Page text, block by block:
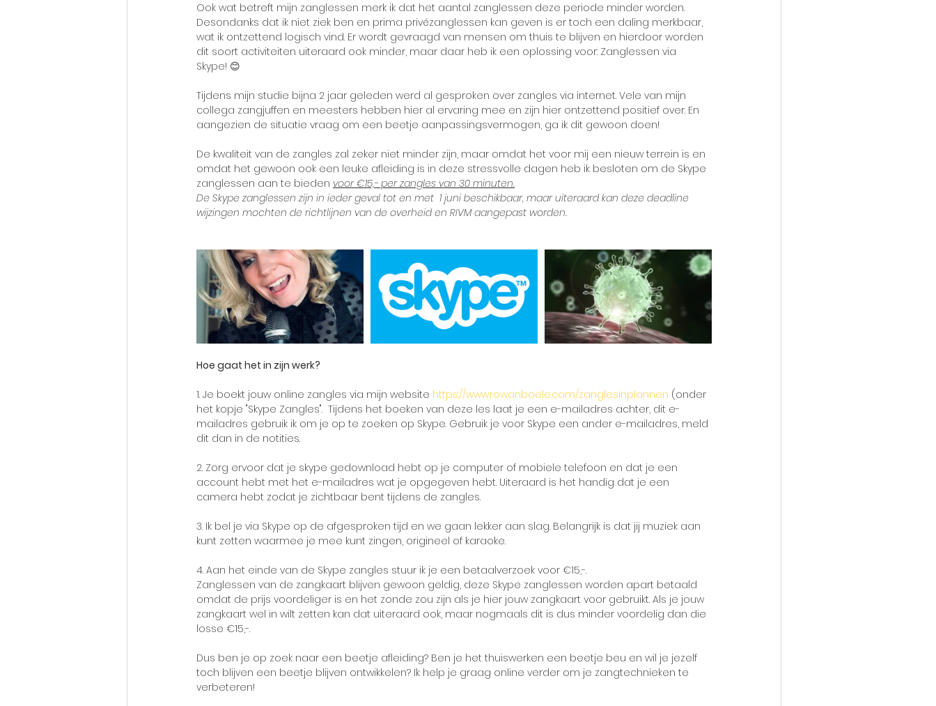
Ook wat betreft mijn zanglessen merk ik dat het aantal zanglessen deze periode minder worden.
Desondanks dat ik niet ziek ben en prima privézanglessen kan geven is er toch een daling merkbaar,
wat ik ontzettend logisch vind. Er wordt gevraagd van mensen om thuis te blijven en hierdoor worden
dit soort activiteiten uiteraard ook minder, maar daar heb ik een oplossing voor: Zanglessen via
Skype! 😊
Tijdens mijn studie bijna 2 jaar geleden werd al gesproken over zangles via internet. Vele van mijn
collega zangjuffen en meesters hebben hier al ervaring mee en zijn hier ontzettend positief over. En
aangezien de situatie vraag om een beetje aanpassingsvermogen, ga ik dit gewoon doen!
De kwaliteit van de zangles zal zeker niet minder zijn, maar omdat het voor mij een nieuw terrein is en
omdat het gewoon ook een leuke afleiding is in deze stressvolle dagen heb ik besloten om de Skype
zanglessen aan te bieden voor €15,- per zangles van 30 minuten.
De Skype zanglessen zijn in ieder geval tot en met  1 juni beschikbaar, maar uiteraard kan deze deadline
wijzingen mochten de richtlijnen van de overheid en RIVM aangepast worden.
Hoe gaat het in zijn werk?
1. Je boekt jouw online zangles via mijn website https://www.rowanboele.com/zanglesinplannen (onder
het kopje "Skype Zangles".  Tijdens het boeken van deze les laat je een e-mailadres achter, dit e-
mailadres gebruik ik om je op te zoeken op Skype. Gebruik je voor Skype een ander e-mailadres, meld
dit dan in de notities.
2. Zorg ervoor dat je skype gedownload hebt op je computer of mobiele telefoon en dat je een
account hebt met het e-mailadres wat je opgegeven hebt. Uiteraard is het handig dat je een
camera hebt zodat je zichtbaar bent tijdens de zangles.
3. Ik bel je via Skype op de afgesproken tijd en we gaan lekker aan slag. Belangrijk is dat jij muziek aan
kunt zetten waarmee je mee kunt zingen, origineel of karaoke.
4. Aan het einde van de Skype zangles stuur ik je een betaalverzoek voor €15,-.
Zanglessen van de zangkaart blijven gewoon geldig, deze Skype zanglessen worden apart betaald
omdat de prijs voordeliger is en het zonde zou zijn als je hier jouw zangkaart voor gebruikt. Als je jouw
zangkaart wel in wilt zetten kan dat uiteraard ook, maar nogmaals dit is dus minder voordelig dan die
losse €15,-.
Dus ben je op zoek naar een beetje afleiding? Ben je het thuiswerken een beetje beu en wil je jezelf
toch blijven een beetje blijven ontwikkelen? Ik help je graag online verder om je zangtechnieken te
verbeteren!